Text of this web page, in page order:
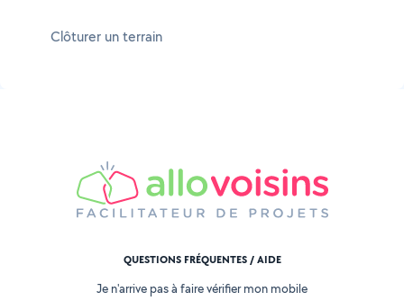
Clôturer un terrain
QUESTIONS FRÉQUENTES / AIDE
Je n'arrive pas à faire vérifier mon mobile